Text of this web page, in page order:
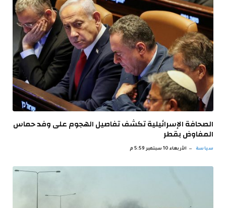
الصحافة الإسرائيلية تكشف تفاصيل الهجوم على وفد حماس
المفاوض بقطر
سياسة الأربعاء 10 سبتمبر 5:59 م